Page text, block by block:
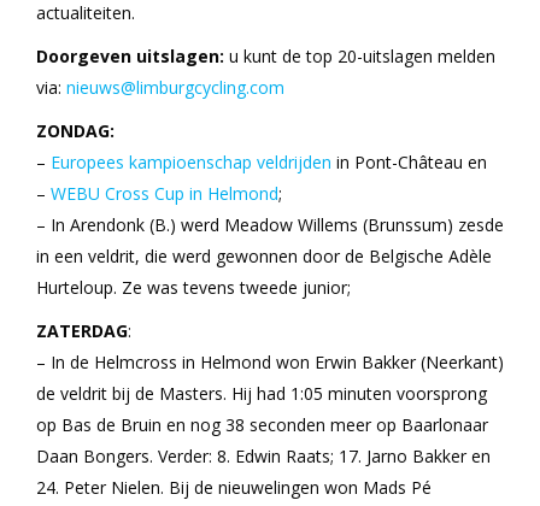
actualiteiten.
Doorgeven uitslagen: u kunt de top 20-uitslagen melden
via: nieuws@limburgcycling.com
ZONDAG:
– Europees kampioenschap veldrijden in Pont-Château en
– WEBU Cross Cup in Helmond;
– In Arendonk (B.) werd Meadow Willems (Brunssum) zesde
in een veldrit, die werd gewonnen door de Belgische Adèle
Hurteloup. Ze was tevens tweede junior;
ZATERDAG:
– In de Helmcross in Helmond won Erwin Bakker (Neerkant)
de veldrit bij de Masters. Hij had 1:05 minuten voorsprong
op Bas de Bruin en nog 38 seconden meer op Baarlonaar
Daan Bongers. Verder: 8. Edwin Raats; 17. Jarno Bakker en
24. Peter Nielen. Bij de nieuwelingen won Mads Pé